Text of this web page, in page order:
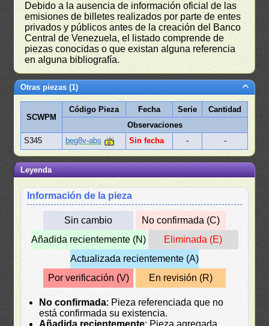
Debido a la ausencia de información oficial de las
emisiones de billetes realizados por parte de entes
privados y públicos antes de la creación del Banco
Central de Venezuela, el listado comprende de
piezas conocidas o que existan alguna referencia
en alguna bibliografía.
Otras piezas (1)
SCWPM
Código Pieza Fecha Serie
Cantidad
Observaciones
S345
beg8v-abs Sin fecha - -
Leyenda
Información de la pieza
Sin cambio
No confirmada (C)
Añadida recientemente (N)
Eliminada (E)
Actualizada recientemente (A)
Por verificación (V)
En revisión (R)
No confirmada: Pieza referenciada que no
está confirmada su existencia.
Añadida recientemente: Pieza agregada